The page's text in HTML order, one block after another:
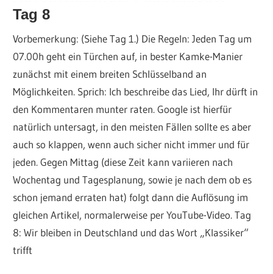
Tag 8
Vorbemerkung: (Siehe Tag 1.) Die Regeln: Jeden Tag um
07.00h geht ein Türchen auf, in bester Kamke-Manier
zunächst mit einem breiten Schlüsselband an
Möglichkeiten. Sprich: Ich beschreibe das Lied, Ihr dürft in
den Kommentaren munter raten. Google ist hierfür
natürlich untersagt, in den meisten Fällen sollte es aber
auch so klappen, wenn auch sicher nicht immer und für
jeden. Gegen Mittag (diese Zeit kann variieren nach
Wochentag und Tagesplanung, sowie je nach dem ob es
schon jemand erraten hat) folgt dann die Auflösung im
gleichen Artikel, normalerweise per YouTube-Video. Tag
8: Wir bleiben in Deutschland und das Wort „Klassiker“
trifft